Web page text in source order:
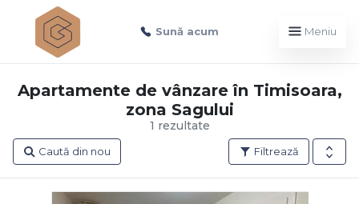
Sună acum Meniu
1 rezultate
Apartamente de vânzare în Timisoara,
zona Sagului
Filtrează
Caută din nou